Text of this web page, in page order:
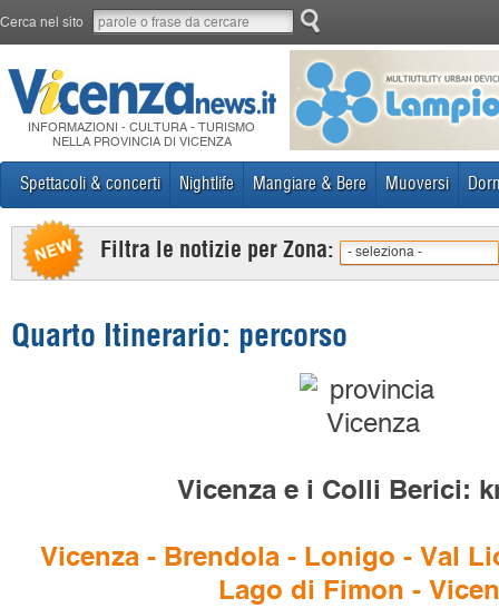
Cerca nel sito
INFORMAZIONI - CULTURA - TURISMO
NELLA PROVINCIA DI VICENZA
Spettacoli & concerti Nightlife Mangiare & Bere Muoversi
Filtra le notizie per Zona: - seleziona -
Quarto Itinerario: percorso
Vicenza e i Colli Berici:
Vicenza - Brendola - Lonigo - Val
Lago di Fimon -